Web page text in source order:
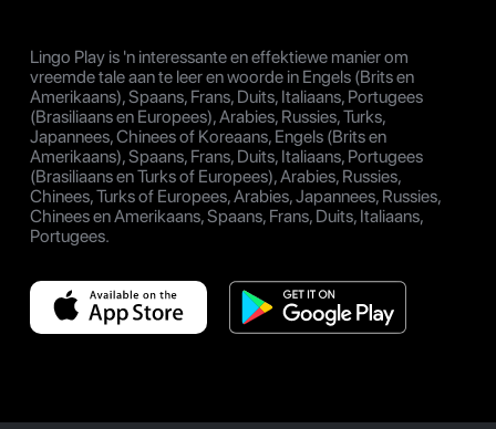
Lingo Play is 'n interessante en effektiewe manier om
vreemde tale aan te leer en woorde in Engels (Brits en
Amerikaans), Spaans, Frans, Duits, Italiaans, Portugees
(Brasiliaans en Europees), Arabies, Russies, Turks,
Japannees, Chinees of Koreaans, Engels (Brits en
Amerikaans), Spaans, Frans, Duits, Italiaans, Portugees
(Brasiliaans en Turks of Europees), Arabies, Russies,
Chinees, Turks of Europees, Arabies, Japannees, Russies,
Chinees en Amerikaans, Spaans, Frans, Duits, Italiaans,
Portugees.